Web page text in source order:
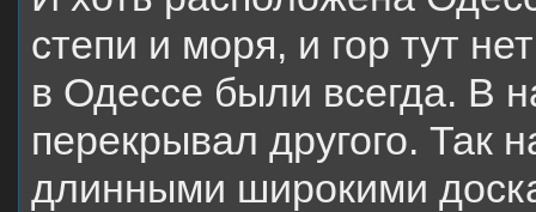
степи и моря, и гор тут
в Одессе были всегда. В
перекрывал другого. Так
длинными широкими